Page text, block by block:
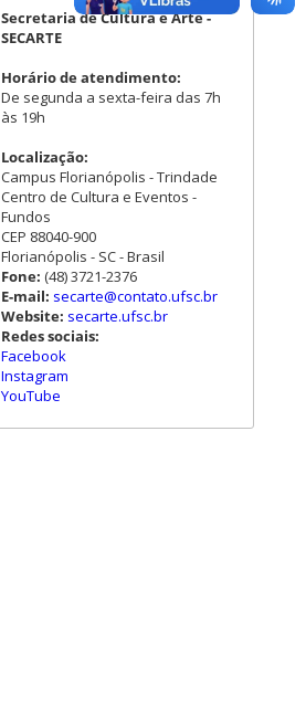
Secretaria de Cultura e Arte -
SECARTE
Horário de atendimento:
De segunda a sexta-feira das 7h
às 19h
Localização:
Campus Florianópolis - Trindade
Centro de Cultura e Eventos -
Fundos
CEP 88040-900
Florianópolis - SC - Brasil
Fone: (48) 3721-2376
E-mail: secarte@contato.ufsc.br
Website: secarte.ufsc.br
Redes sociais:
Facebook
Instagram
YouTube